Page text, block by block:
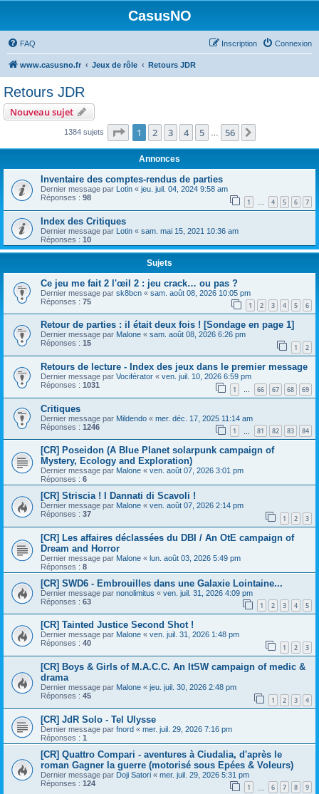
CasusNO
FAQ Connexion
Inscription
www.casusno.fr Jeux de rôle Retours JDR
Retours JDR
Nouveau sujet
1384 sujets Page 1sur56
1 2 3 4 5 56
Annonces
Inventaire des comptes-rendus de parties
Dernier message par Lotin « jeu. juil. 04, 2024 9:58 am
Réponses : 98 1 … 4 5 6 7
Index des Critiques
Dernier message par Lotin « sam. mai 15, 2021 10:36 am
Réponses : 10
Sujets
Ce jeu me fait 2 l'œil 2 : jeu crack… ou pas ?
Dernier message par sk8bcn « sam. août 08, 2026 10:05 pm
Réponses : 75 1 2 3 4 5 6
Retour de parties : il était deux fois ! [Sondage en page 1]
Dernier message par Malone « sam. août 08, 2026 6:26 pm
Réponses : 15 1 2
Retours de lecture - Index des jeux dans le premier message
Dernier message par Vociférator « ven. juil. 10, 2026 6:59 pm
Réponses : 1031 1 … 66 67 68 69
Critiques
Dernier message par Mildendo « mer. déc. 17, 2025 11:14 am
Réponses : 1246 1 81 82 83 84
[CR] Poseidon (A Blue Planet solarpunk campaign of
Mystery, Ecology and Exploration)
Dernier message par Malone « ven. août 07, 2026 3:01 pm
Réponses : 6
[CR] Striscia ! I Dannati di Scavoli !
Dernier message par Malone « ven. août 07, 2026 2:14 pm
Réponses : 37 1 2 3
[CR] Les affaires déclassées du DBI / An OtE campaign of
Dream and Horror
Dernier message par Malone « lun. août 03, 2026 5:49 pm
Réponses : 8
[CR] SWD6 - Embrouilles dans une Galaxie Lointaine...
Dernier message par nonolimitus « ven. juil. 31, 2026 4:09 pm
Réponses : 63 1 2 3 4 5
[CR] Tainted Justice Second Shot !
Dernier message par Malone « ven. juil. 31, 2026 1:48 pm
Réponses : 40 1 2 3
[CR] Boys & Girls of M.A.C.C. An ItSW campaign of medic &
drama
Dernier message par Malone « jeu. juil. 30, 2026 2:48 pm
Réponses : 45 1 2 3 4
[CR] JdR Solo - Tel Ulysse
Dernier message par fnord « mer. juil. 29, 2026 7:16 pm
Réponses : 1
[CR] Quattro Compari - aventures à Ciudalia, d'après le
roman Gagner la guerre (motorisé sous Epées & Voleurs)
Dernier message par Doji Satori « mer. juil. 29, 2026 5:31 pm
Réponses : 124 1 6 7 8 9